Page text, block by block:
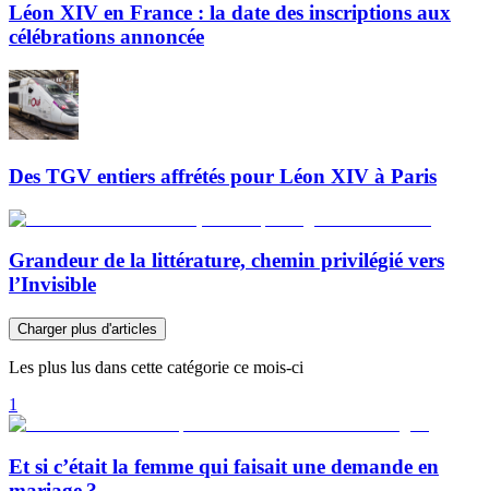
Léon XIV en France : la date des inscriptions aux
célébrations annoncée
Des TGV entiers affrétés pour Léon XIV à Paris
Grandeur de la littérature, chemin privilégié vers
l’Invisible
Charger plus d'articles
Les plus lus dans cette catégorie ce mois-ci
1
Et si c’était la femme qui faisait une demande en